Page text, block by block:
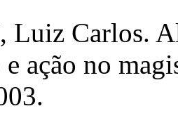
Carlos.
e ação no